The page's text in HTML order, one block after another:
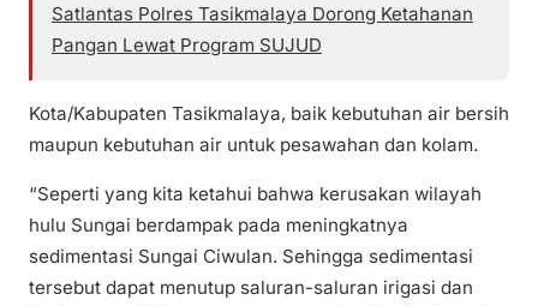
Satlantas Polres Tasikmalaya Dorong Ketahanan
Pangan Lewat Program SUJUD
Kota/Kabupaten Tasikmalaya, baik kebutuhan air bersih
maupun kebutuhan air untuk pesawahan dan kolam.
“Seperti yang kita ketahui bahwa kerusakan wilayah
hulu Sungai berdampak pada meningkatnya
sedimentasi Sungai Ciwulan. Sehingga sedimentasi
tersebut dapat menutup saluran-saluran irigasi dan